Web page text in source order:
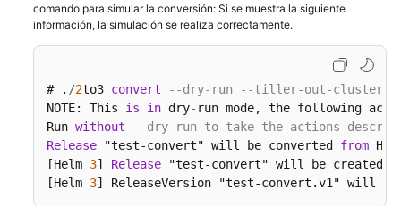
Namespaces
Secretos
Auto
Scaling
comando para simular la conversión: Si se muestra la siguiente
información, la simulación se realiza correctamente.
# . /2to3 convert
--dry-run --tiller-out-cluster -s
NOTE: This is in dry- run mode, the following
Run without
--dry-run to take the actions
Release "test-convert" will be converted from
[Helm 3] Release "test-convert" will be created.
[Helm 3] ReleaseVersion "test-convert.v1" will